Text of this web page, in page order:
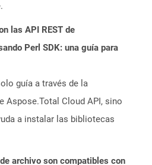
las API REST de
Perl SDK: una guía para
guía a través de la
Aspose.Total Cloud API, sino
a instalar las bibliotecas
archivo son compatibles con